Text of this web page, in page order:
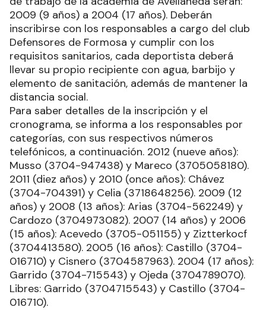
2009 (9 años) a 2004 (17 años). Deberán
inscribirse con los responsables a cargo del club
Defensores de Formosa y cumplir con los
requisitos sanitarios, cada deportista deberá
llevar su propio recipiente con agua, barbijo y
elemento de sanitación, además de mantener la
distancia social.
Para saber detalles de la inscripción y el
cronograma, se informa a los responsables por
categorías, con sus respectivos números
telefónicos, a continuación. 2012 (nueve años):
Musso (3704-947438) y Mareco (3705058180).
2011 (diez años) y 2010 (once años): Chávez
(3704-704391) y Celia (3718648256). 2009 (12
años) y 2008 (13 años): Arias (3704-562249) y
Cardozo (3704973082). 2007 (14 años) y 2006
(15 años): Acevedo (3705-051155) y Ziztterkocf
(3704413580). 2005 (16 años): Castillo (3704-
016710) y Cisnero (3704587963). 2004 (17 años):
Garrido (3704-715543) y Ojeda (3704789070).
Libres: Garrido (3704715543) y Castillo (3704-
016710).